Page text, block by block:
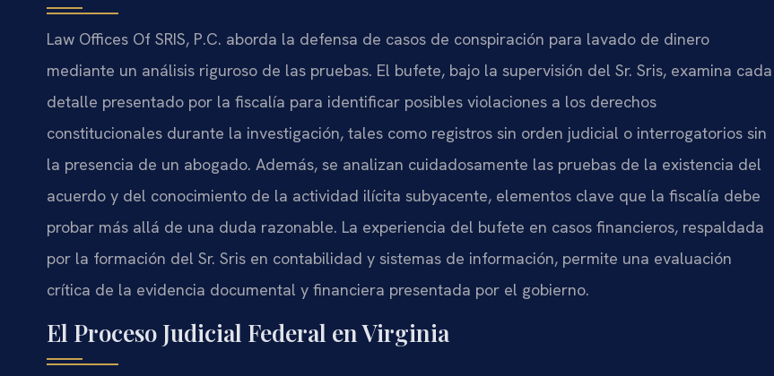
Law Offices Of SRIS, P.C. aborda la defensa de casos de conspiración para lavado de dinero
mediante un análisis riguroso de las pruebas. El bufete, bajo la supervisión del Sr. Sris, examina cada
detalle presentado por la fiscalía para identificar posibles violaciones a los derechos
constitucionales durante la investigación, tales como registros sin orden judicial o interrogatorios sin
la presencia de un abogado. Además, se analizan cuidadosamente las pruebas de la existencia del
acuerdo y del conocimiento de la actividad ilícita subyacente, elementos clave que la fiscalía debe
probar más allá de una duda razonable. La experiencia del bufete en casos financieros, respaldada
por la formación del Sr. Sris en contabilidad y sistemas de información, permite una evaluación
crítica de la evidencia documental y financiera presentada por el gobierno.
El Proceso Judicial Federal en Virginia